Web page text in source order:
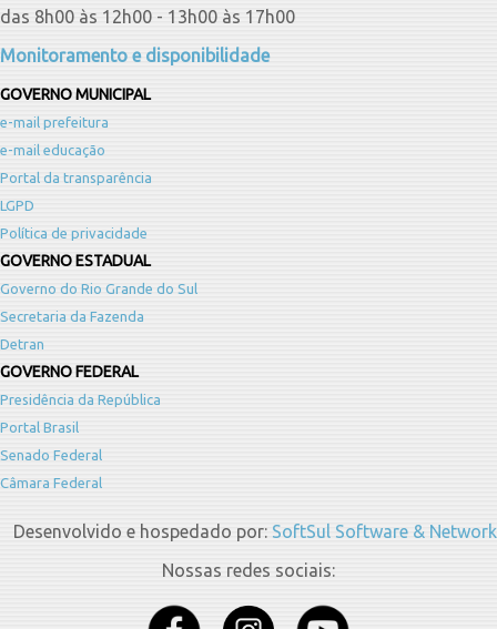
das 8h00 às 12h00 - 13h00 às 17h00
Monitoramento e disponibilidade
GOVERNO MUNICIPAL
e-mail prefeitura
e-mail educação
Portal da transparência
LGPD
Política de privacidade
GOVERNO ESTADUAL
Governo do Rio Grande do Sul
Secretaria da Fazenda
Detran
GOVERNO FEDERAL
Presidência da República
Portal Brasil
Senado Federal
Câmara Federal
Desenvolvido e hospedado por: SoftSul Software & Network
Nossas redes sociais: